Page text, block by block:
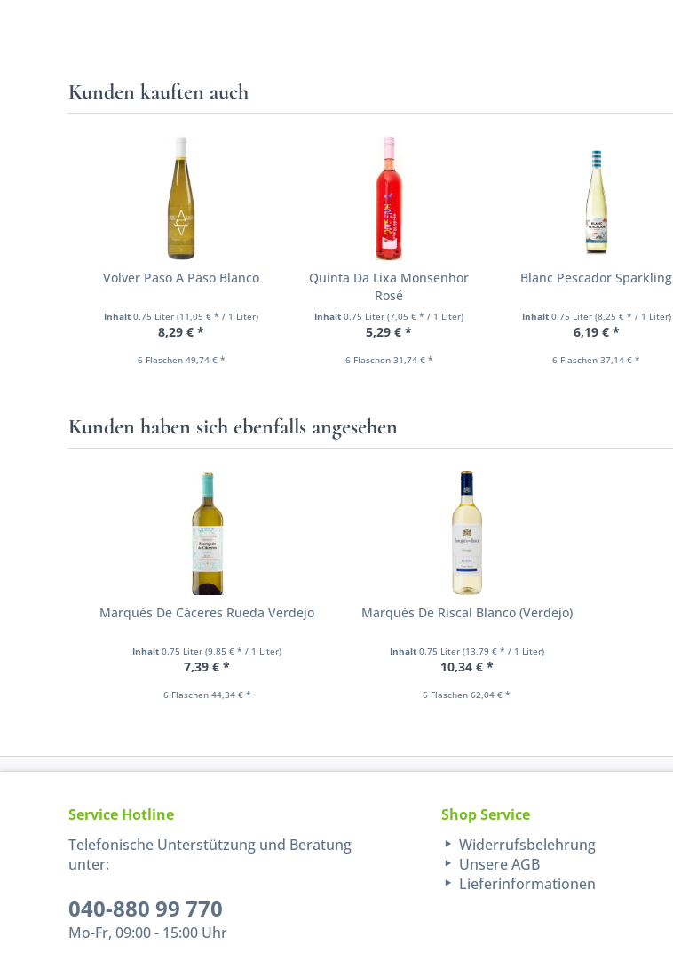
Kunden kauften auch
Volver Paso A Paso Blanco
Inhalt0.75 Liter(11,05 € * / 1 Liter)
8,29 € *
6 Flaschen 49,74 € *
Quinta Da Lixa Monsenhor
Rosé
Inhalt0.75 Liter(7,05 € * / 1 Liter)
5,29 € *
6 Flaschen 31,74 € *
Blanc Pescador Sparkling
Inhalt 0.75 Liter (8,25 € * / 1 Liter)
6,19 € *
6 Flaschen 37,14 € *
Kunden haben sich ebenfalls angesehen
Marqués De Cáceres Rueda Verdejo
Inhalt0.75 Liter(9,85 € * / 1 Liter)
7,39 € *
6 Flaschen 44,34 € *
Marqués De Riscal Blanco (Verdejo)
Inhalt 0.75 Liter (13,79 € * / 1 Liter)
10,34 € *
6 Flaschen 62,04 € *
Service Hotline
Telefonische Unterstützung und Beratung
unter:
040-880 99 770
Mo-Fr, 09:00 - 15:00 Uhr
Shop Service
Widerrufsbelehrung
Unsere AGB
Lieferinformationen